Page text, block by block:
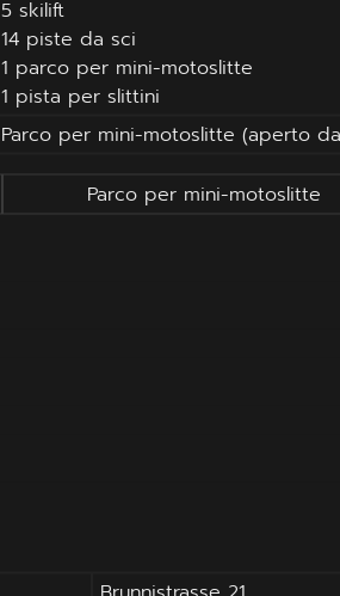
5 skilift
14 piste da sci
1 parco per mini-motoslitte
1 pista per slittini
Parco per mini-motoslitte (aperto
Parco per mini-motoslitte